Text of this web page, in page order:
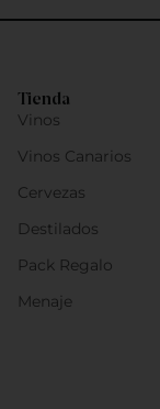
Tienda
Vinos
Vinos Canarios
Cervezas
Destilados
Pack Regalo
Menaje